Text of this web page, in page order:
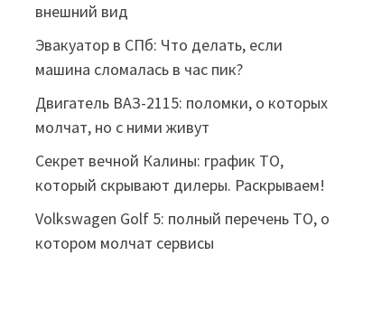
внешний вид
Эвакуатор в СПб: Что делать, если
машина сломалась в час пик?
Двигатель ВАЗ-2115: поломки, о которых
молчат, но с ними живут
Секрет вечной Калины: график ТО,
который скрывают дилеры. Раскрываем!
Volkswagen Golf 5: полный перечень ТО, о
котором молчат сервисы